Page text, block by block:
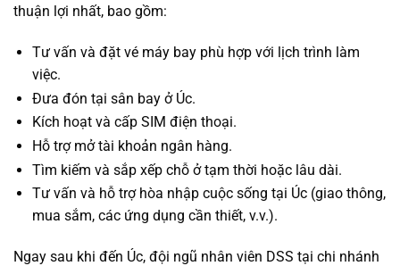
thuận lợi nhất, bao gồm:
Tư vấn và đặt vé máy bay phù hợp với lịch trình làm
việc.
Đưa đón tại sân bay ở Úc.
Kích hoạt và cấp SIM điện thoại.
Hỗ trợ mở tài khoản ngân hàng.
Tìm kiếm và sắp xếp chỗ ở tạm thời hoặc lâu dài.
Tư vấn và hỗ trợ hòa nhập cuộc sống tại Úc (giao thông,
mua sắm, các ứng dụng cần thiết, v.v.).
Ngay sau khi đến Úc, đội ngũ nhân viên DSS tại chi nhánh